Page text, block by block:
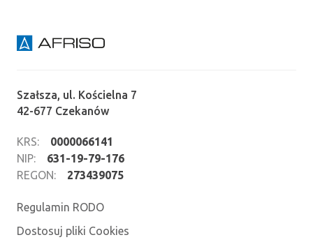
Szałsza, ul. Kościelna 7
42-677 Czekanów
KRS:
0000066141
NIP:
631-19-79-176
REGON:
273439075
Regulamin RODO
Dostosuj pliki Cookies